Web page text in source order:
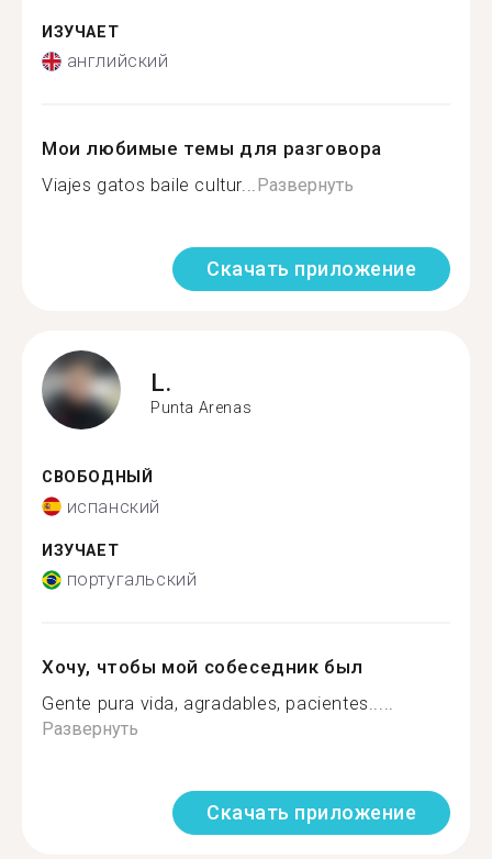
ИЗУЧАЕТ
английский
Мои любимые темы для разговора
Viajes gatos baile cultur...Развернуть
Скачать приложение
L.
Punta Arenas
СВОБОДНЫЙ
испанский
ИЗУЧАЕТ
португальский
Хочу, чтобы мой собеседник был
Gente pura vida, agradables, pacientes.....
Развернуть
Скачать приложение